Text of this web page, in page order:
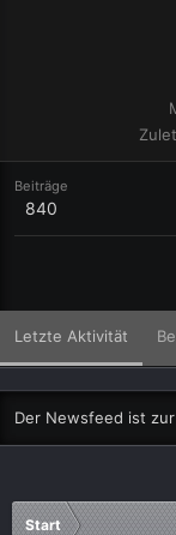
Beiträge
840
Letzte Aktivität
Der Newsfeed ist
Start